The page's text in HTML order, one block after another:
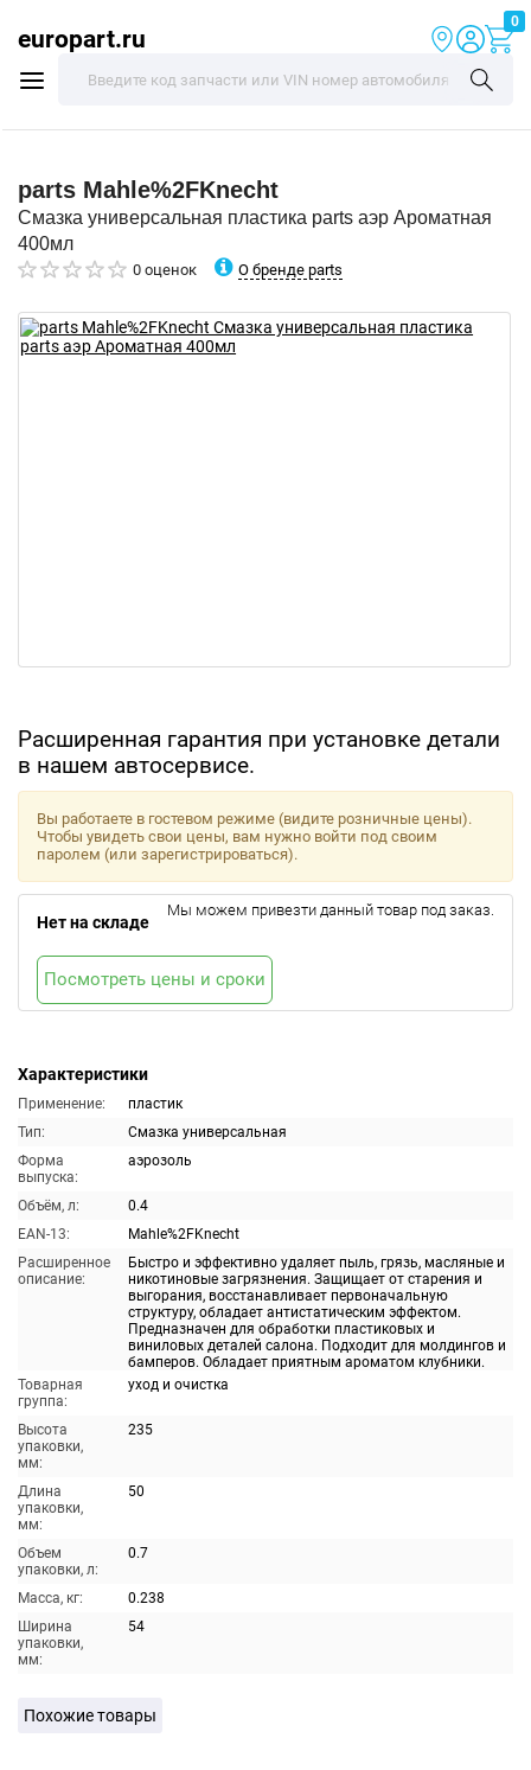
europart.ru
0
parts Mahle%2FKnecht
Смазка универсальная пластика parts аэр Ароматная
400мл
0 оценок О бренде parts
Расширенная гарантия при установке детали
в нашем автосервисе.
Характеристики
Применение:
пластик
Тип:
Смазка универсальная
Форма
выпуска:
аэрозоль
Объём, л:
0.4
EAN-13:
Mahle%2FKnecht
Расширенное
описание:
Быстро и эффективно удаляет пыль, грязь, масляные и
никотиновые загрязнения. Защищает от старения и
выгорания, восстанавливает первоначальную
структуру, обладает антистатическим эффектом.
Предназначен для обработки пластиковых и
виниловых деталей салона. Подходит для молдингов и
бамперов. Обладает приятным ароматом клубники.
Товарная
группа:
уход и очистка
Высота
упаковки,
мм:
235
Длина
упаковки,
мм:
50
Объем
упаковки, л:
0.7
Масса, кг:
0.238
Ширина
упаковки,
мм:
54
Вы работаете в гостевом режиме (видите розничные цены).
Чтобы увидеть свои цены, вам нужно войти под своим
паролем (или зарегистрироваться).
Нет на складе
Мы можем привезти данный товар под заказ.
Посмотреть цены и сроки
Похожие товары